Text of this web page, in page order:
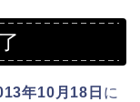
年10月18日 に